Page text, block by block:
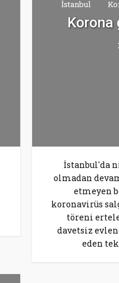
İstanbul
Korona
İstanbul'da
olmadan
etmeyen
koronavirüs
töreni
davetsiz
eden